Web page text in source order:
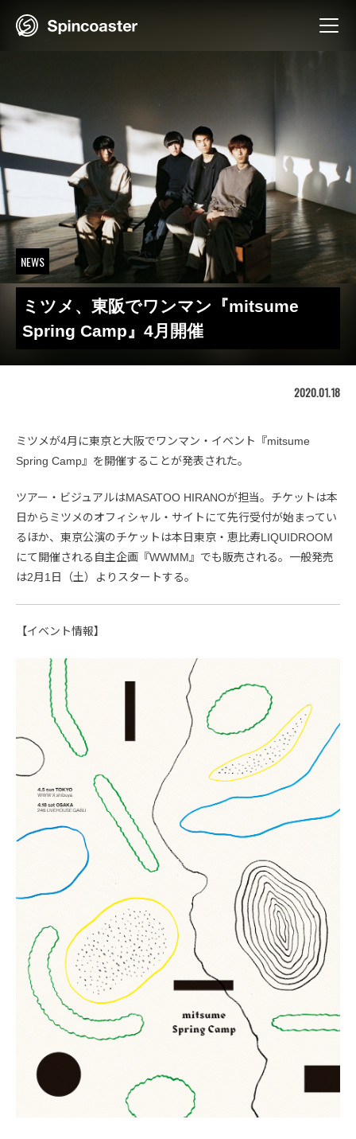
NEWS
ミツメ、東阪でワンマン『mitsume
Spring Camp』4月開催
2020.01.18
ミツメが4月に東京と大阪でワンマン・イベント『mitsume
Spring Camp』を開催することが発表された。
ツアー・ビジュアルはMASATOO HIRANOが担当。チケットは本
日からミツメのオフィシャル・サイトにて先行受付が始まってい
るほか、東京公演のチケットは本日東京・恵比寿LIQUIDROOM
にて開催される自主企画『WWMM』でも販売される。一般発売
は2月1日（土）よりスタートする。
【イベント情報】